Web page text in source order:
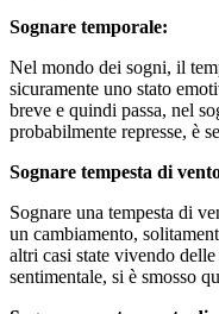
Sognare temporale:
Nel mondo dei sogni, il
sicuramente uno stato
breve e quindi passa, nel
probabilmente represse, è
Sognare tempesta di
Sognare una tempesta di
un cambiamento,
altri casi state vivendo
sentimentale, si è smosso